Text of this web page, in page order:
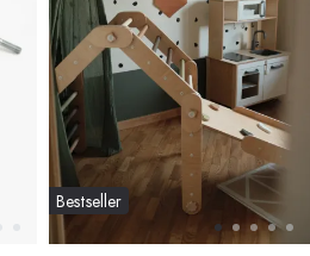
Bestseller